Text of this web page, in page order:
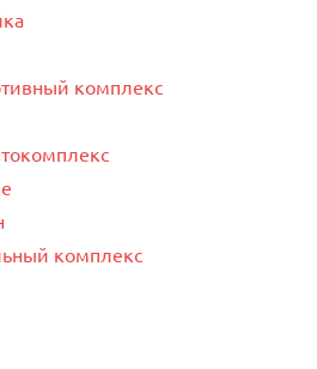
комплекс
комплекс